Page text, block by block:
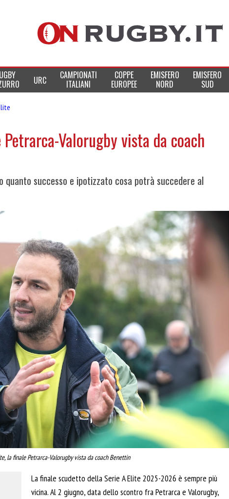
URC CAMPIONATI
ITALIANI
COPPE
EUROPEE
EMISFERO
NORD
EMISFERO
SUD
Valorugby vista da coach
successo e ipotizzato cosa potrà succedere al
la finale Petrarca-Valorugby vista da coach Benettin
La finale scudetto della Serie A Elite 2025-2026 è sempre più
vicina. Al 2 giugno, data dello scontro fra Petrarca e Valorugby,